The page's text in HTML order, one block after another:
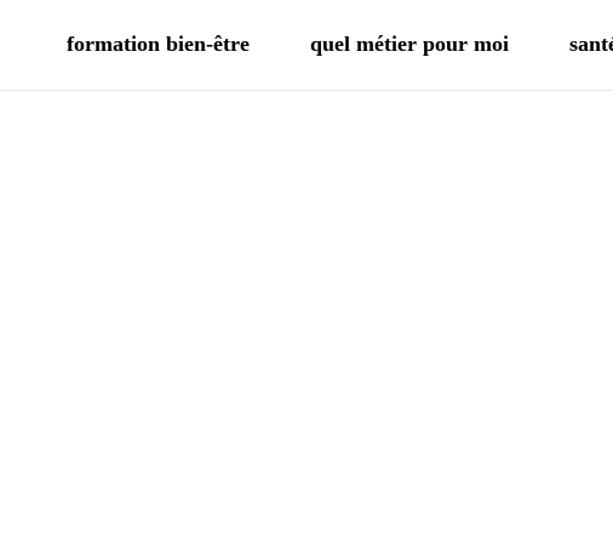
formation bien-être quel métier pour moi